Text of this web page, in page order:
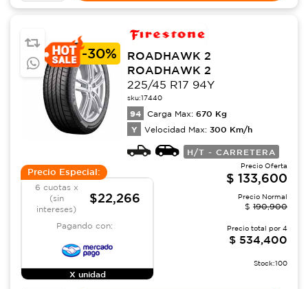
-30%
ROADHAWK 2
ROADHAWK 2
225/45 R17 94Y
sku:17440
94 Carga Max: 670 Kg
Y Velocidad Max: 300 Km/h
H/T - CARRETERA
Precio Especial:
6 cuotas x
(sin
intereses)
$22,266
Pagando con:
X unidad
Precio Oferta
$ 133,600
Precio Normal
$ 190,900
Precio total por 4
$ 534,400
Stock:100